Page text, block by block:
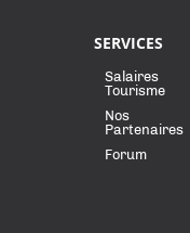
SERVICES
Salaires
Tourisme
Nos
Partenaires
Forum